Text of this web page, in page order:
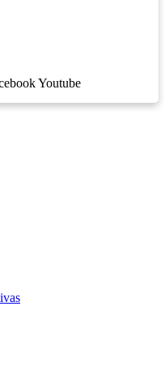
Youtube